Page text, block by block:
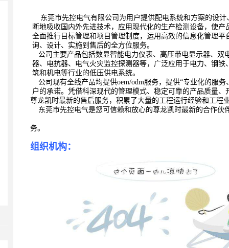
东莞市先控电气有限公司为用户提供配电系统和方案的设
断地吸收国内外先进技术，应用现代化的生产检测设备，使产
全面推行目标管理和项目管理制度，运用高效的信息化管理平
询、设计、实施到售后的全方位服务。
公司主要产品包括数显智能电力仪表、高压带电显示器、双
器、电抗器、电气火灾监控探测器等，广泛应用于电力、钢铁
筑和机电等行业的低压供电系统。
公司现有全线产品均提供oem/odm服务，提供“专业化的服
户的承诺。凭借科深现代的管理模式、稳定可靠的产品质量、
尊龙凯时最新的售后服务，积累了大量的工程运行经验和 工程
东莞市先控电气是您可信赖和放心的尊龙凯时最新的合作
务。
组织机构：